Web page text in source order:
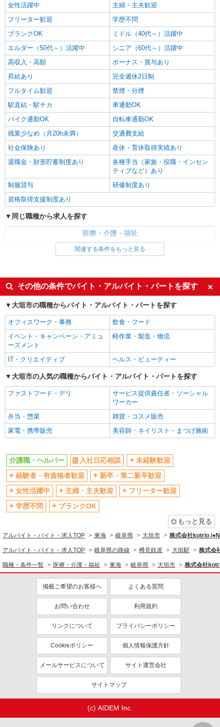
派遣社員
株式会社kotrio /●NG-H-1812717
NEW
【実働7〜8ｈ可】障がい者デイサービス
STAFF♪資格不問/経験不問
時給1500円〜2125円 ＜日払い有/週払い有/交
通費全支給(ガソリン代含む)＞
キープ 詳細を見る
女性活躍中
主婦・主夫歓迎
フリーター歓迎
学歴不問
ブランクOK
ミドル（40代～）活躍中
エルダー（50代～）活躍中
シニア（60代～）活躍中
高収入・高額
ボーナス・賞与あり
昇給あり
完全週休2日制
フルタイム歓迎
禁煙・分煙
駅直結・駅チカ
車通勤OK
バイク通勤OK
自転車通勤OK
残業少なめ（月20h未満）
交通費支給
社会保険あり
産休・育休取得実績あり
退職金・財形貯蓄制度あり
各種手当（家族・役職・インセン
ティブなど）あり
制服貸与
研修制度あり
資格取得支援制度あり
同じ職種から求人を探す
医療・介護・福祉
未経験歓迎
ミドル（40代～）活躍中
ボーナス・賞与あり
車通勤OK
交通費支給
社会保険あり
産休・育休取得実績あり
関連する条件をもっと見る
その他の条件でバイト・アルバイト・パートを探す
大垣市の職種からバイト・アルバイト・パートを探す
オフィスワーク・事務
飲食・フード
イベント・キャンペーン・アミュ
ーズメント
軽作業・製造・物流
IT・クリエイティブ ヘルス・ビューティー
大垣市の人気の職種からバイト・アルバイト・パートを探す
ファストフード・デリ
サービス提供責任者・ソーシャル
ワーカー
弁当・惣菜
雑貨・コスメ販売
家電・携帯販売
美容師・ネイリスト・まつげ施術
介護職・ヘルパー 入社日応相談
未経験歓迎
経験者・有資格者歓迎
新卒・第二新卒歓迎
女性活躍中
主婦・主夫歓迎
フリーター歓迎
学歴不問
ブランクOK
もっと見る
アルバイト・バイト・求人TOP 東海 岐阜県 大垣市 株式会社kotrio /
アルバイト・バイト・求人TOP 岐阜県の路線 樽見鉄道 大垣駅 株式会
職種・条件一覧 医療・介護・福祉 東海 岐阜県 大垣市 株式会社
掲載ご希望のお客様へ よくある質問
お問い合わせ 利用規約
リンクについて プライバシーポリシー
Cookieポリシー 個人情報保護方針
メールサービスについて サイト運営会社
サイトマップ
(c) AIDEM Inc.